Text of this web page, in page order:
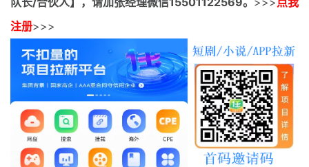
无人直播
电商入门
最新通知
项目介绍
注册>>>